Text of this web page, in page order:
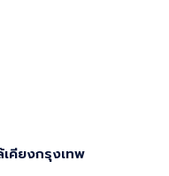
คียงกรุงเทพ